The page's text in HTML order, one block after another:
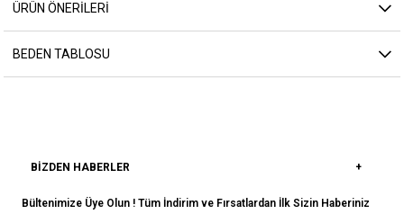
ÜRÜN ÖNERILERI
BEDEN TABLOSU
BIZDEN HABERLER
Bültenimize Üye Olun ! Tüm İndirim ve Fırsatlardan İlk Sizin Haberiniz